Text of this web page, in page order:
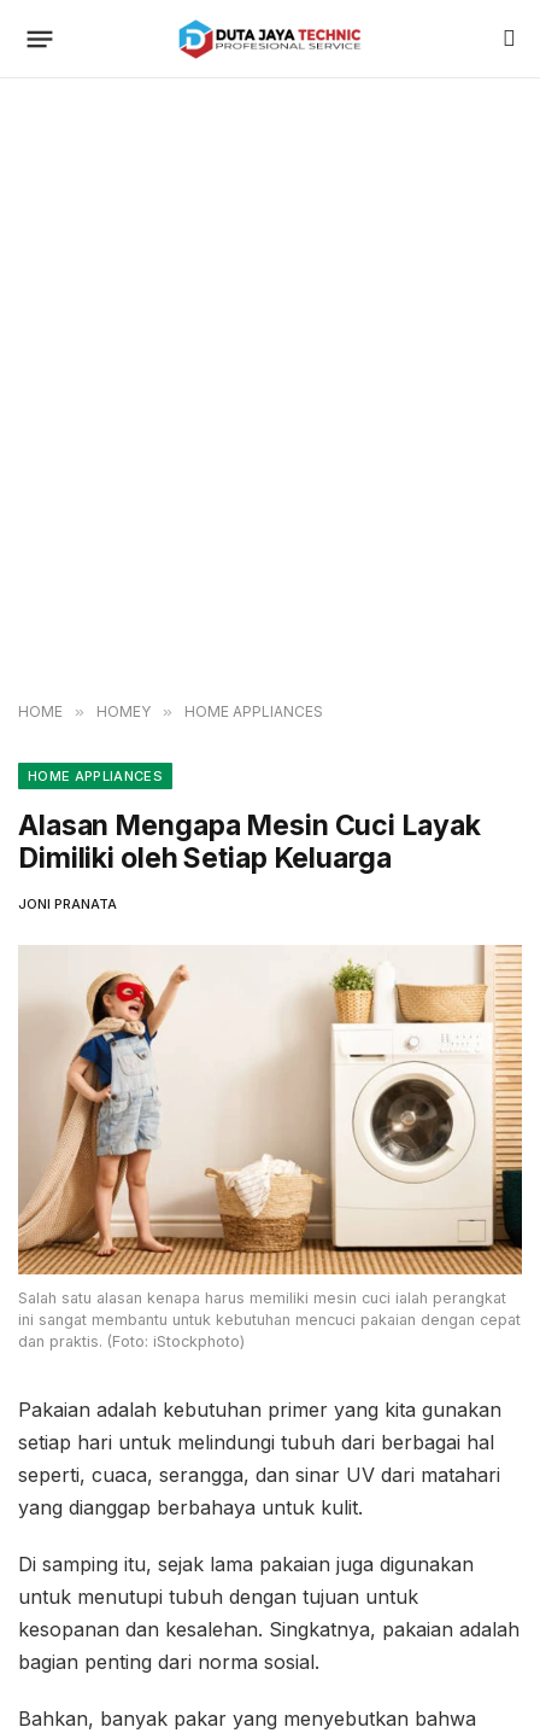
HOME » HOMEY » HOME APPLIANCES
HOME APPLIANCES
Alasan Mengapa Mesin Cuci Layak
Dimiliki oleh Setiap Keluarga
JONI PRANATA
Salah satu alasan kenapa harus memiliki mesin cuci ialah perangkat
ini sangat membantu untuk kebutuhan mencuci pakaian dengan cepat
dan praktis. (Foto: iStockphoto)
Pakaian adalah kebutuhan primer yang kita gunakan
setiap hari untuk melindungi tubuh dari berbagai hal
seperti, cuaca, serangga, dan sinar UV dari matahari
yang dianggap berbahaya untuk kulit.
Di samping itu, sejak lama pakaian juga digunakan
untuk menutupi tubuh dengan tujuan untuk
kesopanan dan kesalehan. Singkatnya, pakaian adalah
bagian penting dari norma sosial.
Bahkan, banyak pakar yang menyebutkan bahwa